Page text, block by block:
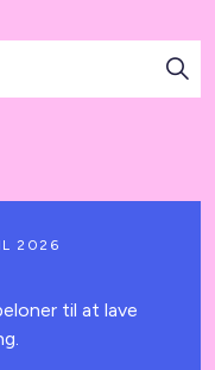
2026
til at lave